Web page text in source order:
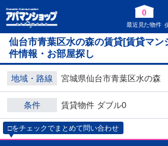
0
最近見た物件
仙台市青葉区水の森の賃貸[賃貸マン
件情報・お部屋探し
地域・路線 宮城県仙台市青葉区水の森
条件 賃貸物件 ダブル0
□をチェックでまとめて問い合わせ